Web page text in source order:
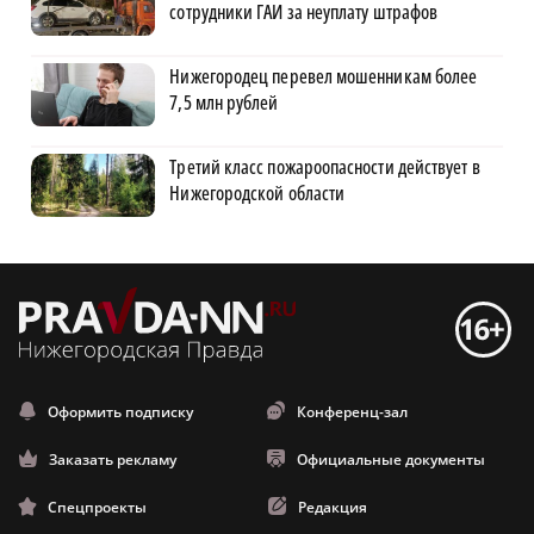
сотрудники ГАИ за неуплату штрафов
Нижегородец перевел мошенникам более
7,5 млн рублей
Третий класс пожароопасности действует в
Нижегородской области
Оформить подписку Конференц-зал
Заказать рекламу Официальные документы
Спецпроекты Редакция